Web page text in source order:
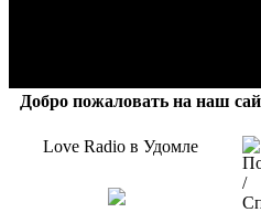
Добро пожаловать на наш
Love Radio в Удомле